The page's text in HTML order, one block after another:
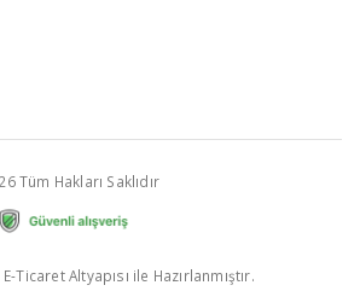
Tüm Hakları Saklıdır
E-Ticaret Altyapısı ile Hazırlanmıştır.